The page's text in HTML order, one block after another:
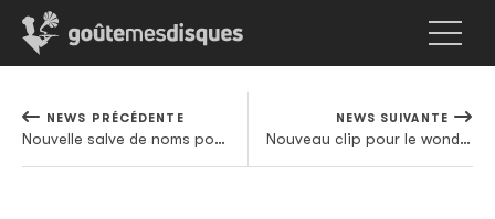
NEWS PRÉCÉDENTE
Nouvelle salve de noms pour les Eurocks
NEWS SUIVANTE
Nouveau clip pour le wonderboy Thomas Azier